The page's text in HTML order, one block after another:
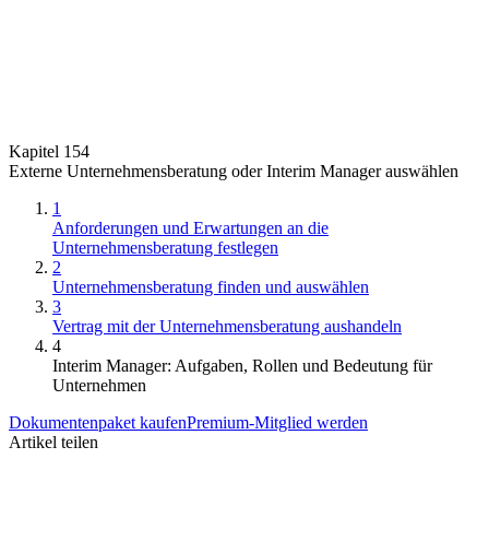
Kapitel 154
Externe Unternehmensberatung oder Interim Manager auswählen
1
Anforderungen und Erwartungen an die
Unternehmensberatung festlegen
2
Unternehmensberatung finden und auswählen
3
Vertrag mit der Unternehmensberatung aushandeln
4
Interim Manager: Aufgaben, Rollen und Bedeutung für
Unternehmen
Dokumentenpaket kaufenPremium-Mitglied werden
Artikel teilen